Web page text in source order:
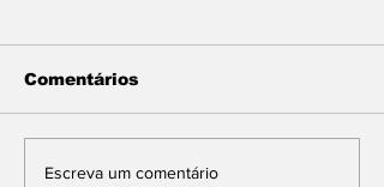
Com articulação de
Comentários
Escreva um comentário